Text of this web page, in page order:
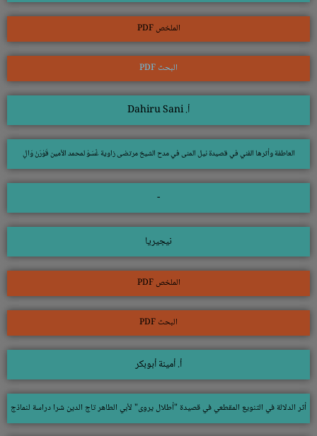
الملخص PDF
البحث PDF
أ. Dahiru Sani
العاطفة وأثرها الفني في قصيدة نيل المنى في مدح الشيخ مرتضى زاوية غُسَوْ لمحمد الأمين قَوْرَنْ وَالِ
-
نيجيريا
الملخص PDF
البحث PDF
أ. أمينة أبوبكر
أثر الدلالة في التنويع المقطعي في قصيدة "أطلال يروى" لأبي الطاهر تاج الدين شرا دراسة لنماذج